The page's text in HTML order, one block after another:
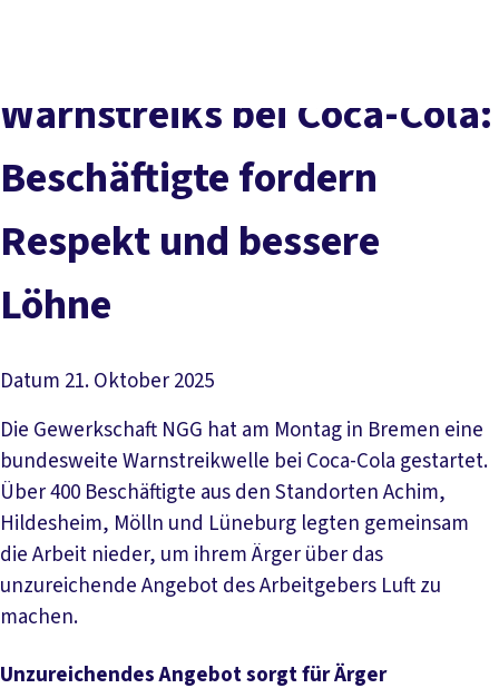
Service
Mitmachen Politik
Warnstreiks bei Coca-Cola:
Beschäftigte fordern
Respekt und bessere
Löhne
Datum 21. Oktober 2025
Die Gewerkschaft NGG hat am Montag in Bremen eine
bundesweite Warnstreikwelle bei Coca-Cola gestartet.
Über 400 Beschäftigte aus den Standorten Achim,
Hildesheim, Mölln und Lüneburg legten gemeinsam
die Arbeit nieder, um ihrem Ärger über das
unzureichende Angebot des Arbeitgebers Luft zu
machen.
Unzureichendes Angebot sorgt für Ärger